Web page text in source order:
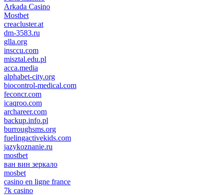
Arkada Casino
Mostbet
creacluster.at
dm-3583.ru
glla.org
insccu.com
misztal.edu.pl
acca.media
alphabet-city.org
biocontrol-medical.com
feconcr.com
icaqroo.com
archareer.com
backup.info.pl
burroughsms.org
fuelingactivekids.com
jazykoznanie.ru
mostbet
ван вин зеркало
mosbet
casino en ligne france
7k casino